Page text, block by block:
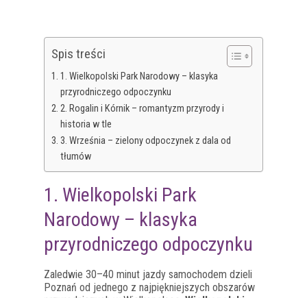
Spis treści
1. Wielkopolski Park Narodowy – klasyka
przyrodniczego odpoczynku
2. Rogalin i Kórnik – romantyzm przyrody i
historia w tle
3. Września – zielony odpoczynek z dala od
tłumów
1. Wielkopolski Park
Narodowy – klasyka
przyrodniczego odpoczynku
Zaledwie 30–40 minut jazdy samochodem dzieli
Poznań od jednego z najpiękniejszych obszarów